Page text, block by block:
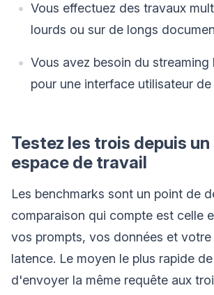
Vous effectuez des travaux
lourds ou sur de longs
Vous avez besoin du streaming
pour une interface utilisateur
Testez les trois depuis un
espace de travail
Les benchmarks sont un point de
comparaison qui compte est celle
vos prompts, vos données et
latence. Le moyen le plus rapide
d'envoyer la même requête aux